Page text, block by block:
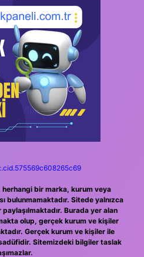
bir marka, kurum veya
bulunmamaktadır. Sitede yalnızca
paylaşılmaktadır. Burada yer alan
olup, gerçek kurum ve kişiler
Gerçek kurum ve kişiler ile
Sitemizdeki bilgiler taslak